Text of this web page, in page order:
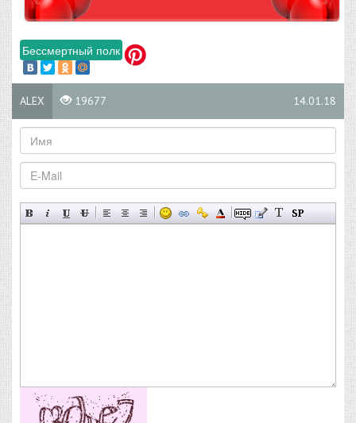
Бессмертный полк
ALEX 19677 14.01.18